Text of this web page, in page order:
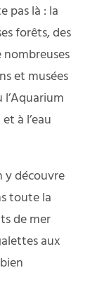
pas là : la
forêts, des
nombreuses
et musées
à l’eau
y découvre
toute la
de mer
aux